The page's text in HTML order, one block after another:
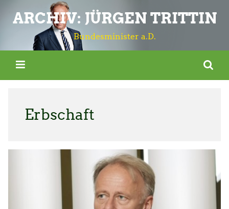
ARCHIV: JÜRGEN TRITTIN
Bundesminister a.D.
Erbschaft